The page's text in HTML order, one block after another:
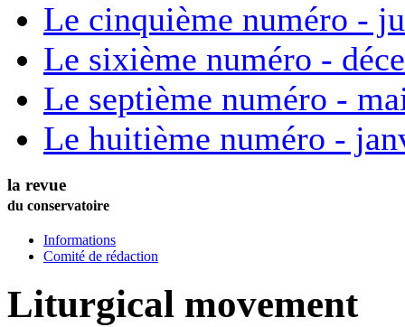
Le cinquième numéro -
Le sixième numéro -
Le septième numéro -
Le huitième numéro -
la revue
du conservatoire
Informations
Comité de rédaction
Liturgical movement